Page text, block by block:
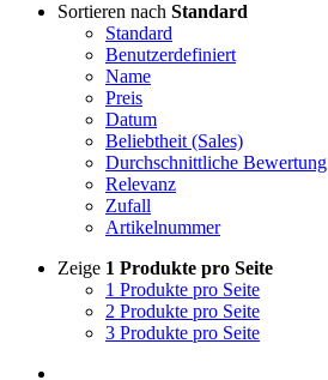
Sortieren nach Standard
Standard
Benutzerdefiniert
Name
Preis
Datum
Beliebtheit (Sales)
Durchschnittliche Bewertung
Relevanz
Zufall
Artikelnummer
Zeige 1 Produkte pro Seite
1 Produkte pro Seite
2 Produkte pro Seite
3 Produkte pro Seite